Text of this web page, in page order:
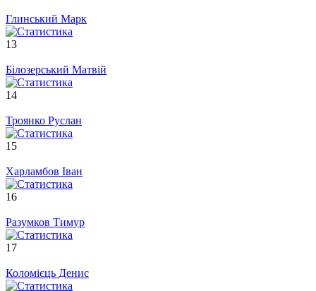
Глинський Марк
13
Білозерський Матвій
14
Троянко Руслан
15
Харламбов Іван
16
Разумков Тимур
17
Коломієць Денис